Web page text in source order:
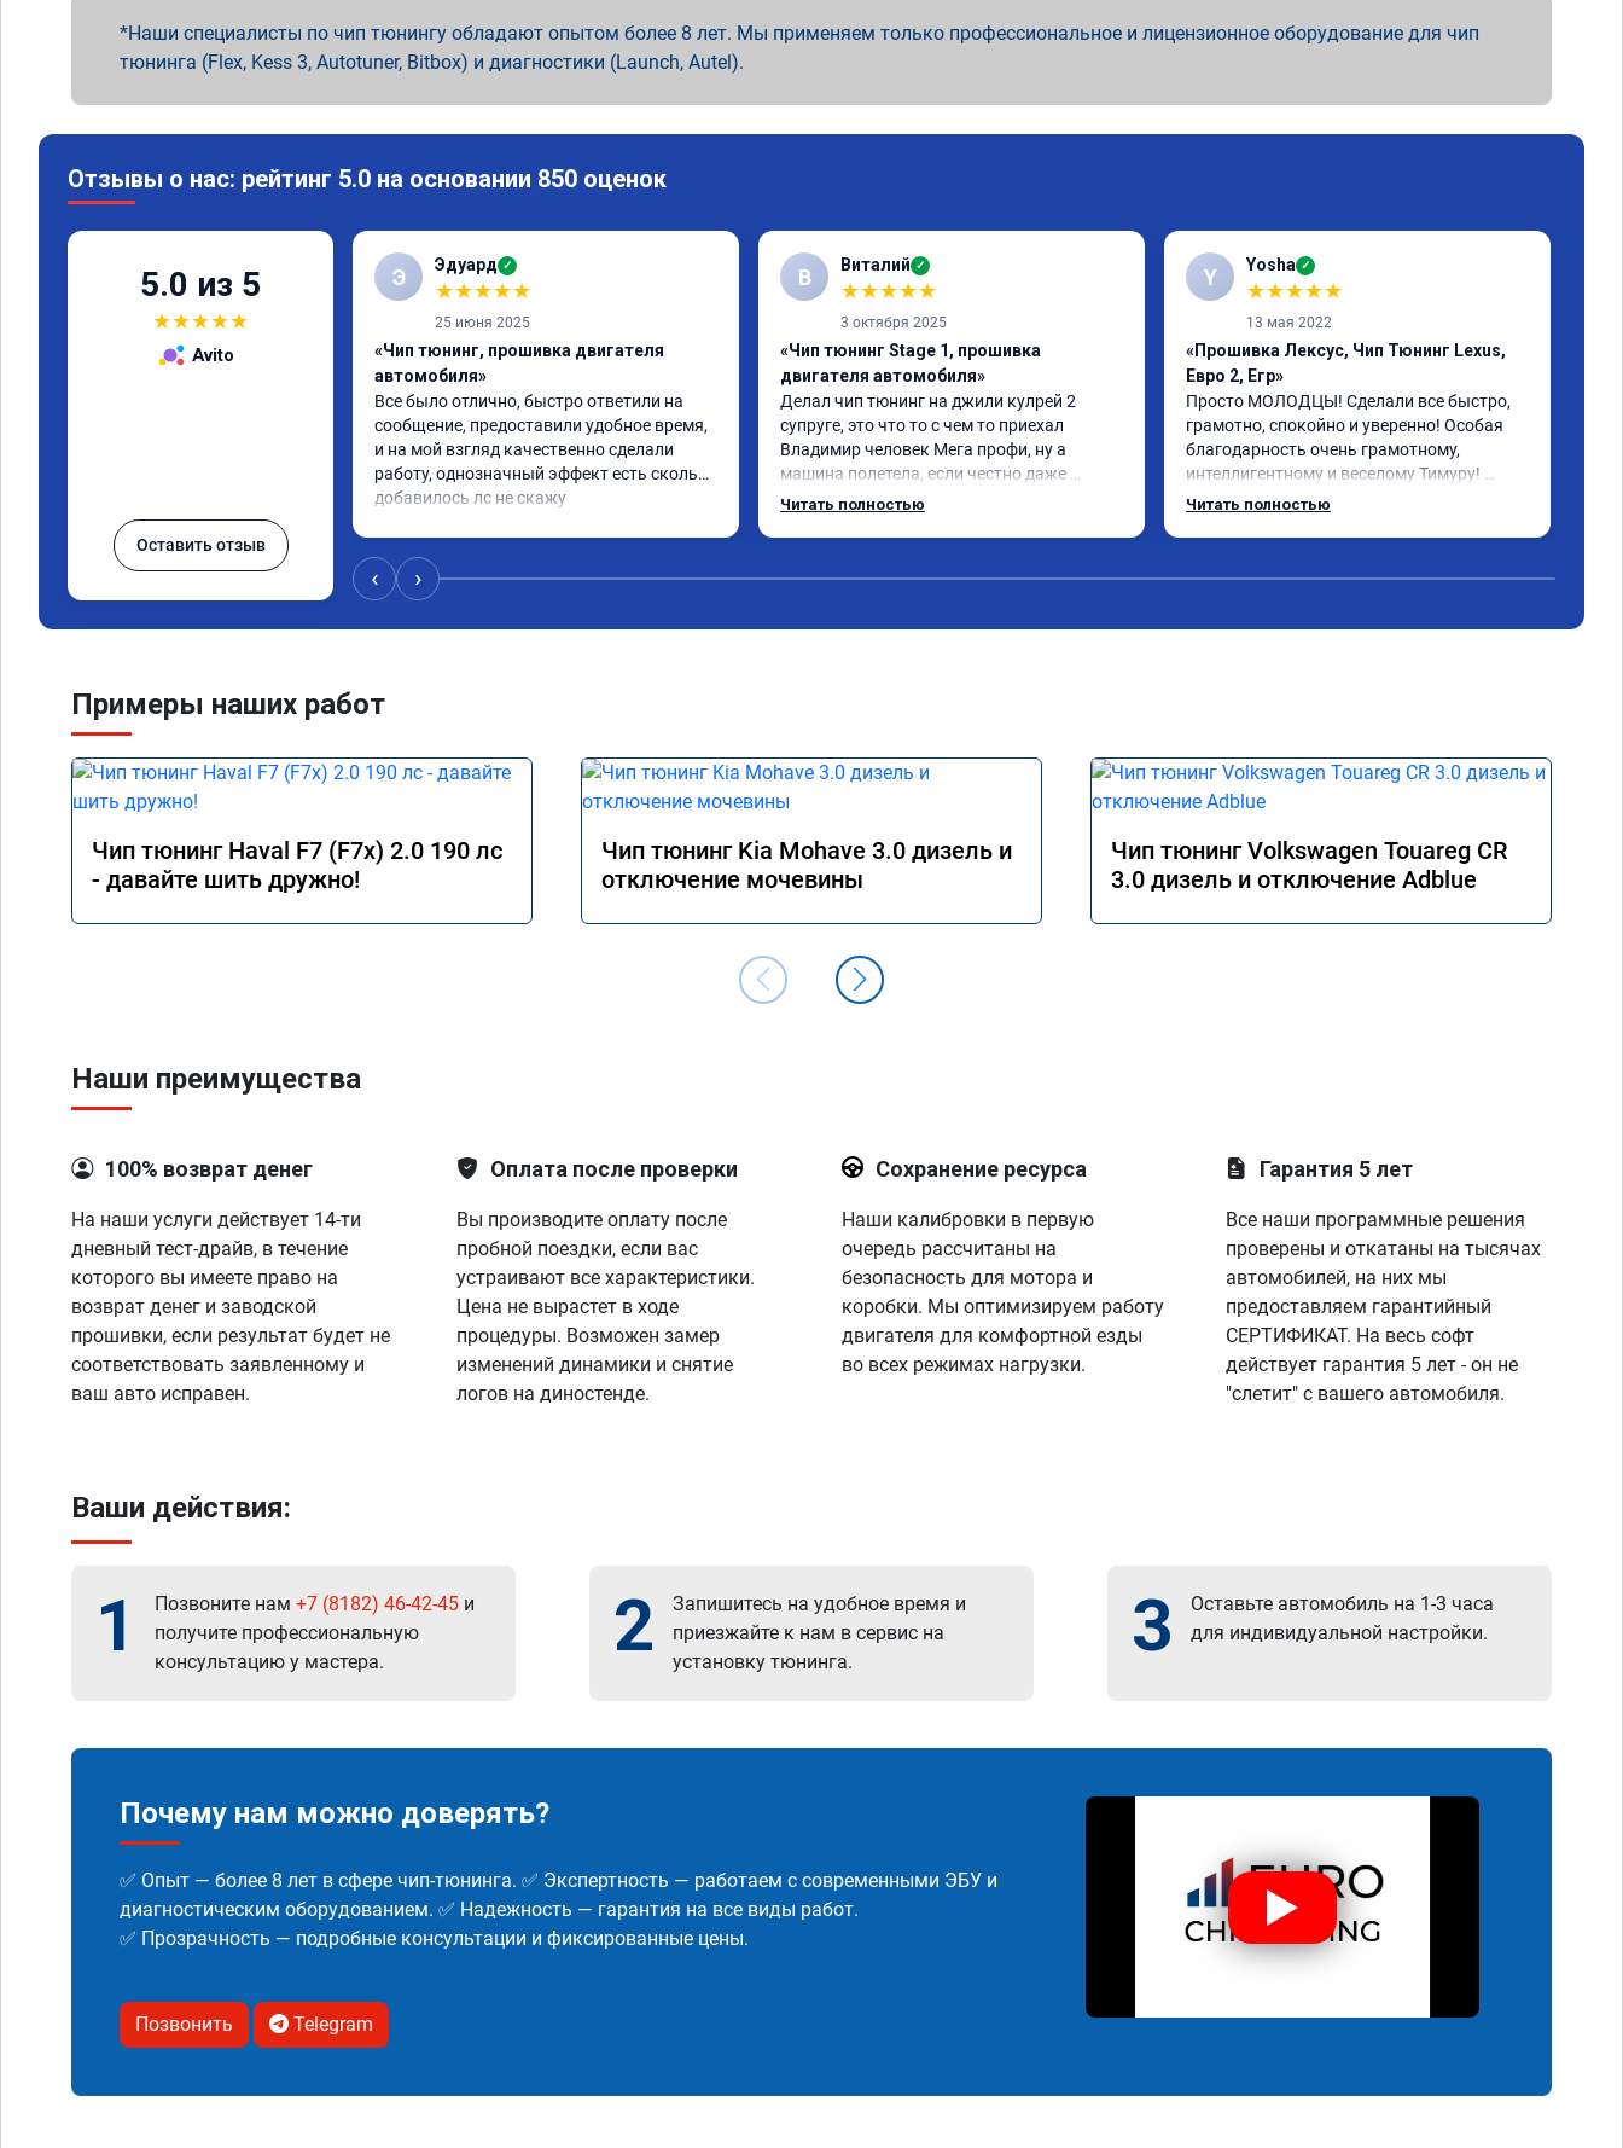
Наши специалисты по чип тюнингу обладают опытом более 8 лет. Мы применяем только профессиональное и лицензионное оборудование для чип
тюнинга (Flex, Kess 3, Autotuner, Bitbox) и диагностики (Launch, Autel).
Отзывы о нас: рейтинг 5.0 на основании 850 оценок
5.0 из 5
★★★★★
Avito
Оставить отзыв
Э Эдуард ✓
★★★★★
25 июня 2025
«Чип тюнинг, прошивка двигателя
автомобиля»
Все было отлично, быстро ответили на
сообщение, предоставили удобное время,
и на мой взгляд качественно сделали
работу, однозначный эффект есть сколько
добавилось лс не скажу
В Виталий ✓
★★★★★
3 октября 2025
«Чип тюнинг Stage 1, прошивка
двигателя автомобиля»
Делал чип тюнинг на джили кулрей 2
супруге, это что то с чем то приехал
Владимир человек Мега профи, ну а
машина полетела, если честно даже
страшно было, спасибо огромное. Ну и за
Читать полностью
Y Yosha ✓
★★★★★
13 мая 2022
«Прошивка Лексус, Чип Тюнинг Lexus,
Евро 2, Егр»
Просто МОЛОДЦЫ! Сделали все быстро,
грамотно, спокойно и уверенно! Особая
благодарность очень грамотному,
интеллигентному и веселому Тимуру!
Ребята профессионалы! Lexus GX-460
Читать полностью
‹ ›
Примеры наших работ
Чип тюнинг Haval F7 (F7x) 2.0 190 лс
- давайте шить дружно!
Чип тюнинг Kia Mohave 3.0 дизель и
отключение мочевины
Чип тюнинг Volkswagen Touareg CR
3.0 дизель и отключение Adblue
Наши преимущества
100% возврат денег
На наши услуги действует 14-ти
дневный тест-драйв, в течение
которого вы имеете право на
возврат денег и заводской
прошивки, если результат будет не
соответствовать заявленному и
ваш авто исправен.
Оплата после проверки
Вы производите оплату после
пробной поездки, если вас
устраивают все характеристики.
Цена не вырастет в ходе
процедуры. Возможен замер
изменений динамики и снятие
логов на диностенде.
Сохранение ресурса
Наши калибровки в первую
очередь рассчитаны на
безопасность для мотора и
коробки. Мы оптимизируем работу
двигателя для комфортной езды
во всех режимах нагрузки.
Гарантия 5 лет
Все наши программные решения
проверены и откатаны на тысячах
автомобилей, на них мы
предоставляем гарантийный
СЕРТИФИКАТ. На весь софт
действует гарантия 5 лет - он не
"слетит" с вашего автомобиля.
Ваши действия:
1 Позвоните нам +7 (8182) 46-42-45 и
получите профессиональную
консультацию у мастера.
2
Запишитесь на удобное время и
приезжайте к нам в сервис на
установку тюнинга.
3
Оставьте автомобиль на 1-3 часа
для индивидуальной настройки.
Почему нам можно доверять?
✅ Опыт — более 8 лет в сфере чип-тюнинга. ✅ Экспертность — работаем с современными ЭБУ и
диагностическим оборудованием. ✅ Надежность — гарантия на все виды работ.
✅ Прозрачность — подробные консультации и фиксированные цены.
Позвонить Telegram